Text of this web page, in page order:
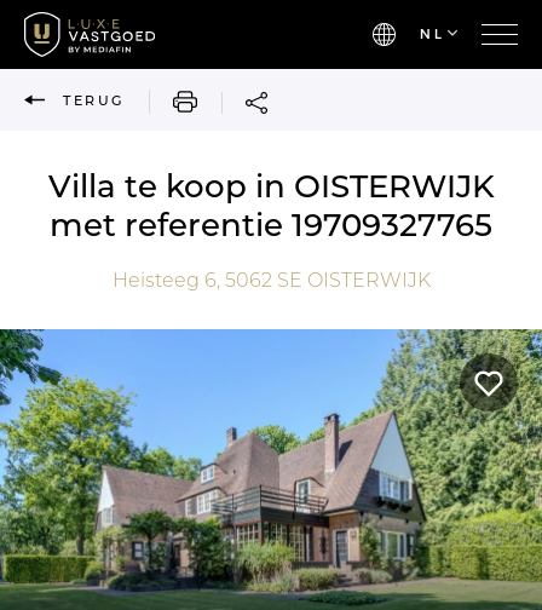
NL
TERUG AFDRUKKEN
Villa te koop in OISTERWIJK
met referentie 19709327765
Heisteeg 6, 5062 SE OISTERWIJK